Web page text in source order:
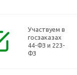
Участвуем в
госзаказах
44-ФЗ и 223-
ФЗ